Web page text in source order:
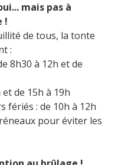
mais pas à
!
de tous, la tonte
:
8h30 à 12h et de
et de 15h à 19h
fériés : de 10h à 12h
pour éviter les